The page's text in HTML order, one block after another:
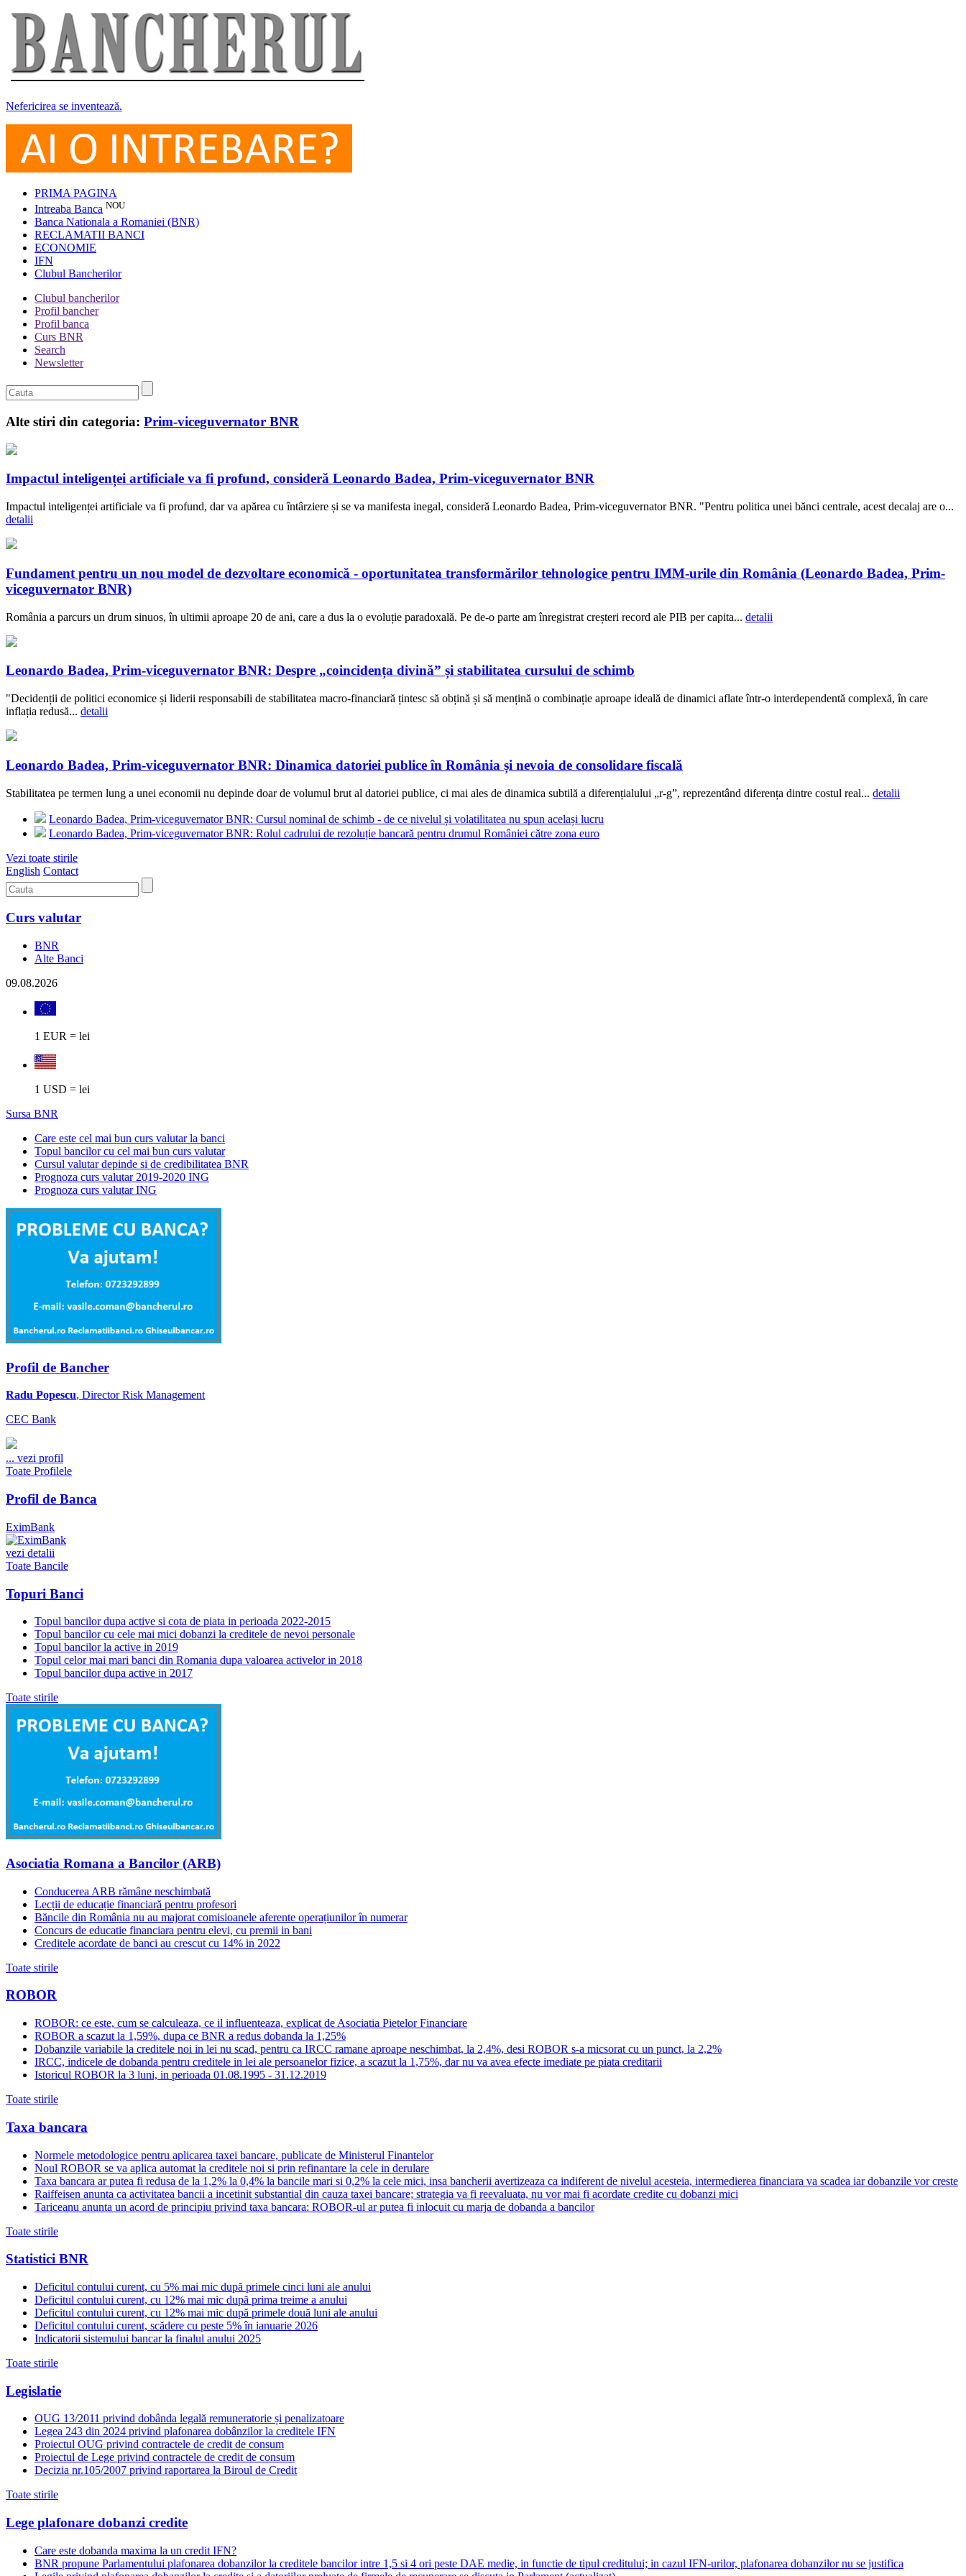
Nefericirea se inventează.
PRIMA PAGINA
Intreaba Banca NOU
Banca Nationala a Romaniei (BNR)
RECLAMATII BANCI
ECONOMIE
IFN
Clubul Bancherilor
Clubul bancherilor
Profil bancher
Profil banca
Curs BNR
Search
Newsletter
Alte stiri din categoria: Prim-viceguvernator BNR
Impactul inteligenței artificiale va fi profund, consideră Leonardo Badea, Prim-viceguvernator BNR
Impactul inteligenței artificiale va fi profund, dar va apărea cu întârziere și se va manifesta inegal, consideră Leonardo Badea, Prim-viceguvernator BNR. "Pentru politica unei bănci centrale, acest decalaj are o...
detalii
Fundament pentru un nou model de dezvoltare economică - oportunitatea transformărilor tehnologice pentru IMM-urile din România (Leonardo Badea, Prim-
viceguvernator BNR)
România a parcurs un drum sinuos, în ultimii aproape 20 de ani, care a dus la o evoluție paradoxală. Pe de-o parte am înregistrat creșteri record ale PIB per capita... detalii
Leonardo Badea, Prim-viceguvernator BNR: Despre „coincidența divină” și stabilitatea cursului de schimb
"Decidenții de politici economice și liderii responsabili de stabilitatea macro-financiară țintesc să obțină și să mențină o combinație aproape ideală de dinamici aflate într-o interdependentă complexă, în care
inflația redusă... detalii
Leonardo Badea, Prim-viceguvernator BNR: Dinamica datoriei publice în România și nevoia de consolidare fiscală
Stabilitatea pe termen lung a unei economii nu depinde doar de volumul brut al datoriei publice, ci mai ales de dinamica subtilă a diferențialului „r-g”, reprezentând diferența dintre costul real... detalii
Leonardo Badea, Prim-viceguvernator BNR: Cursul nominal de schimb - de ce nivelul și volatilitatea nu spun același lucru
Leonardo Badea, Prim-viceguvernator BNR: Rolul cadrului de rezoluție bancară pentru drumul României către zona euro
Vezi toate stirile
English Contact
Curs valutar
BNR
Alte Banci
09.08.2026
1 EUR = lei
1 USD = lei
Sursa BNR
Care este cel mai bun curs valutar la banci
Topul bancilor cu cel mai bun curs valutar
Cursul valutar depinde si de credibilitatea BNR
Prognoza curs valutar 2019-2020 ING
Prognoza curs valutar ING
Profil de Bancher
Radu Popescu, Director Risk Management
CEC Bank
... vezi profil
Toate Profilele
Profil de Banca
EximBank
vezi detalii
Toate Bancile
Topuri Banci
Topul bancilor dupa active si cota de piata in perioada 2022-2015
Topul bancilor cu cele mai mici dobanzi la creditele de nevoi personale
Topul bancilor la active in 2019
Topul celor mai mari banci din Romania dupa valoarea activelor in 2018
Topul bancilor dupa active in 2017
Toate stirile
Asociatia Romana a Bancilor (ARB)
Conducerea ARB rămâne neschimbată
Lecții de educație financiară pentru profesori
Băncile din România nu au majorat comisioanele aferente operațiunilor în numerar
Concurs de educatie financiara pentru elevi, cu premii in bani
Creditele acordate de banci au crescut cu 14% in 2022
Toate stirile
ROBOR
ROBOR: ce este, cum se calculeaza, ce il influenteaza, explicat de Asociatia Pietelor Financiare
ROBOR a scazut la 1,59%, dupa ce BNR a redus dobanda la 1,25%
Dobanzile variabile la creditele noi in lei nu scad, pentru ca IRCC ramane aproape neschimbat, la 2,4%, desi ROBOR s-a micsorat cu un punct, la 2,2%
IRCC, indicele de dobanda pentru creditele in lei ale persoanelor fizice, a scazut la 1,75%, dar nu va avea efecte imediate pe piata creditarii
Istoricul ROBOR la 3 luni, in perioada 01.08.1995 - 31.12.2019
Toate stirile
Taxa bancara
Normele metodologice pentru aplicarea taxei bancare, publicate de Ministerul Finantelor
Noul ROBOR se va aplica automat la creditele noi si prin refinantare la cele in derulare
Taxa bancara ar putea fi redusa de la 1,2% la 0,4% la bancile mari si 0,2% la cele mici, insa bancherii avertizeaza ca indiferent de nivelul acesteia, intermedierea financiara va scadea iar dobanzile vor creste
Raiffeisen anunta ca activitatea bancii a incetinit substantial din cauza taxei bancare; strategia va fi reevaluata, nu vor mai fi acordate credite cu dobanzi mici
Tariceanu anunta un acord de principiu privind taxa bancara: ROBOR-ul ar putea fi inlocuit cu marja de dobanda a bancilor
Toate stirile
Statistici BNR
Deficitul contului curent, cu 5% mai mic după primele cinci luni ale anului
Deficitul contului curent, cu 12% mai mic după prima treime a anului
Deficitul contului curent, cu 12% mai mic după primele două luni ale anului
Deficitul contului curent, scădere cu peste 5% în ianuarie 2026
Indicatorii sistemului bancar la finalul anului 2025
Toate stirile
Legislatie
OUG 13/2011 privind dobânda legală remuneratorie și penalizatoare
Legea 243 din 2024 privind plafonarea dobânzilor la creditele IFN
Proiectul OUG privind contractele de credit de consum
Proiectul de Lege privind contractele de credit de consum
Decizia nr.105/2007 privind raportarea la Biroul de Credit
Toate stirile
Lege plafonare dobanzi credite
Care este dobanda maxima la un credit IFN?
BNR propune Parlamentului plafonarea dobanzilor la creditele bancilor intre 1,5 si 4 ori peste DAE medie, in functie de tipul creditului; in cazul IFN-urilor, plafonarea dobanzilor nu se justifica